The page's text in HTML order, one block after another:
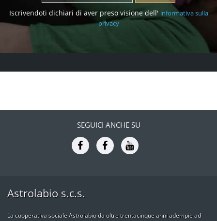
Iscrivendoti dichiari di aver preso visione dell' informativa sulla
privacy
SEGUICI ANCHE SU
Astrolabio s.c.s.
La cooperativa sociale Astrolabio da oltre trentacinque anni adempie ad